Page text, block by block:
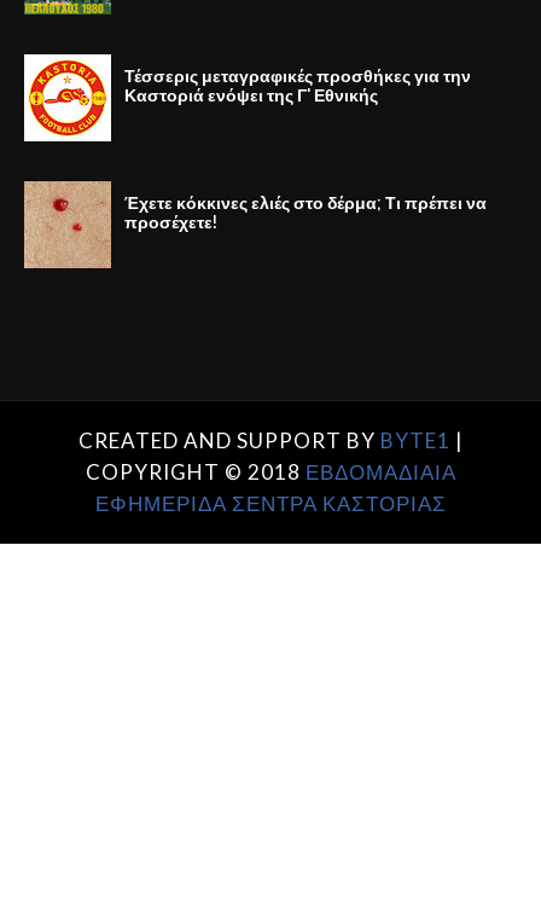
Τέσσερις μεταγραφικές προσθήκες για την
Καστοριά ενόψει της Γ' Εθνικής
Έχετε κόκκινες ελιές στο δέρμα; Τι πρέπει να
προσέχετε!
CREATED AND SUPPORT BY BYTE1 |
COPYRIGHT © 2018 ΕΒΔΟΜΑΔΙΑΙΑ
ΕΦΗΜΕΡΙΔΑ ΣΕΝΤΡΑ ΚΑΣΤΟΡΙΑΣ